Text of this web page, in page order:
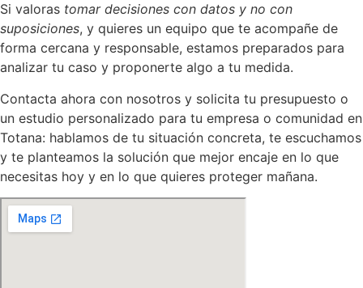
Si valoras tomar decisiones con datos y no con
suposiciones, y quieres un equipo que te acompañe de
forma cercana y responsable, estamos preparados para
analizar tu caso y proponerte algo a tu medida.
Contacta ahora con nosotros y solicita tu presupuesto o
un estudio personalizado para tu empresa o comunidad en
Totana: hablamos de tu situación concreta, te escuchamos
y te planteamos la solución que mejor encaje en lo que
necesitas hoy y en lo que quieres proteger mañana.